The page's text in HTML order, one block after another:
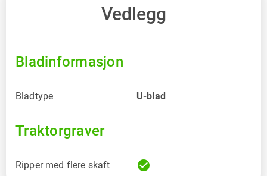
Vedlegg
Bladinformasjon
Bladtype U-blad
Traktorgraver
Ripper med flere skaft check_circle